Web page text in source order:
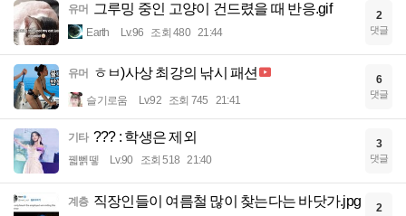
유머 그루밍 중인 고양이 건드렸을 때 반응.gif
Earth Lv.96 조회 480 21:44
2
댓글
유머 ㅎㅂ)사상 최강의 낚시 패션
슬기로움 Lv.92 조회 745 21:41
6
댓글
기타 ??? : 학생은 제외
꿻뻵뗗 Lv.90 조회 518 21:40
3
댓글
계층 직장인들이 여름철 많이 찾는다는 바닷가.jpg 2